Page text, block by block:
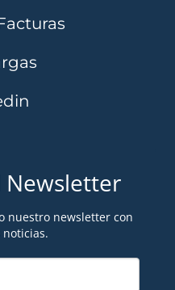
Newsletter
nuestro newsletter con